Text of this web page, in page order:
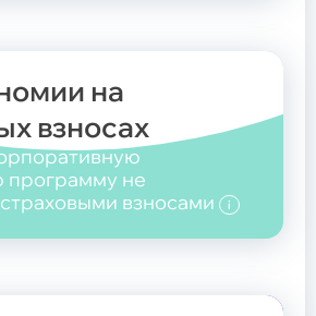
8 800 707 0357
горячей линии
пт. с 9:00-18:00 (по мск.)
на
взносах
программу не
взносами
i